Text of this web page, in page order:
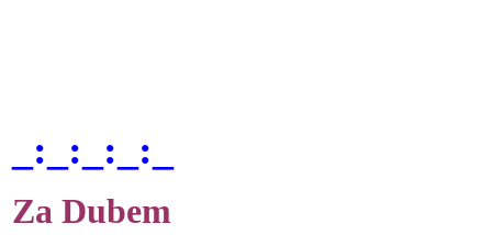
_:_:_:_:_
Za Dubem